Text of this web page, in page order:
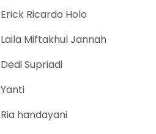
Erick Ricardo Holo
Laila Miftakhul Jannah
Dedi Supriadi
Yanti
Ria handayani